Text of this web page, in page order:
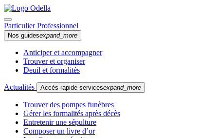
Particulier Professionnel
Nos guidesexpand_more
Anticiper et accompagner
Trouver et organiser
Deuil et formalités
Actualités Accès rapide servicesexpand_more
Trouver des pompes funèbres
Gérer les formalités après décès
Entretenir une sépulture
Composer un livre d’or